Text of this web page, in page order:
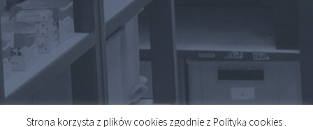
Strona korzysta z plików cookies zgodnie z Polityką cookies .